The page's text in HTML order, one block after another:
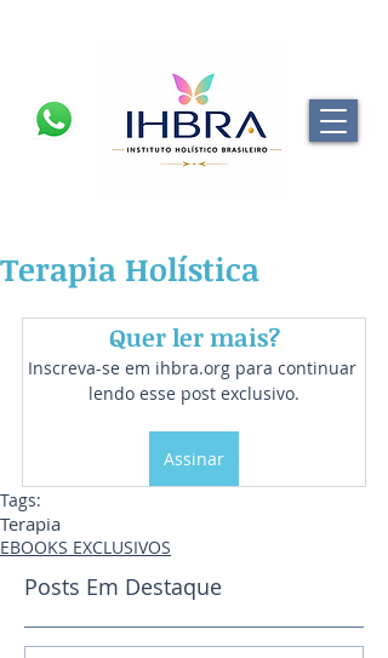
Terapia Holística
Quer ler mais?
Inscreva-se em ihbra.org para continuar
lendo esse post exclusivo.
Assinar
Tags:
Terapia
EBOOKS EXCLUSIVOS
Posts Em Destaque